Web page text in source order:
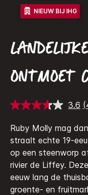
NIEUW BIJ IHG
ONTMOET
3.6
Ruby Molly mag
straalt echte 19-
op een steenworp
rivier de Liffey.
eeuw lang de
groente- en